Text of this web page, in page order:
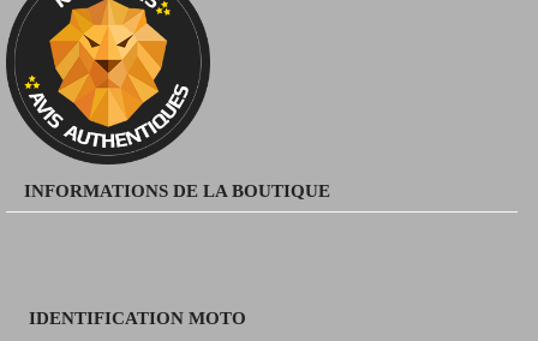
INFORMATIONS DE LA BOUTIQUE
IDENTIFICATION MOTO